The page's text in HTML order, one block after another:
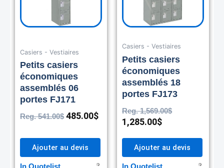
Casiers - Vestiaires
Petits casiers
économiques
assemblés 06
portes FJ171
Reg.541.00$ 485.00$
Ajouter au devis
Casiers - Vestiaires
Petits casiers
économiques
assemblés 18
portes FJ173
Reg.1,569.00$
1,285.00$
Ajouter au devis